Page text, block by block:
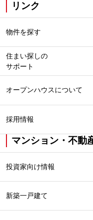
リンク
物件を探す
住まい探しの
サポート
オープンハウスについて
採用情報
マンション・不動
投資家向け情報
新築一戸建て